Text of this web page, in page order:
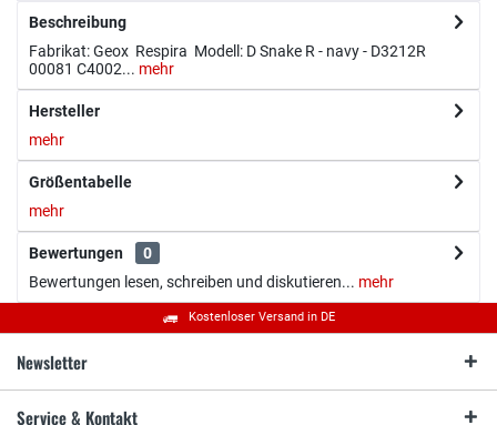
Beschreibung
Fabrikat: Geox Respira Modell: D Snake R - navy - D3212R
00081 C4002... mehr
Hersteller
mehr
Größentabelle
mehr
Bewertungen
0
Bewertungen lesen, schreiben und diskutieren... mehr
Kostenloser Versand in DE
Newsletter
Service & Kontakt